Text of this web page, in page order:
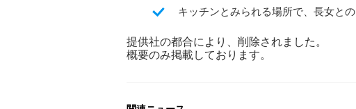
キッチンとみられる場所で、長女と
提供社の都合により、削除されました。
概要のみ掲載しております。